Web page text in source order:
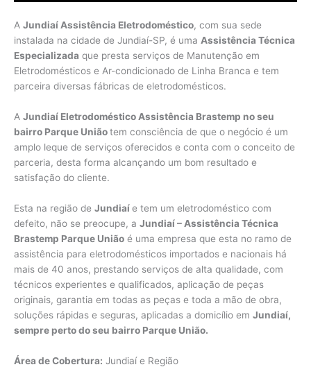
A Jundiaí Assistência Eletrodoméstico, com sua sede
instalada na cidade de Jundiaí-SP, é uma Assistência Técnica
Especializada que presta serviços de Manutenção em
Eletrodomésticos e Ar-condicionado de Linha Branca e tem
parceira diversas fábricas de eletrodomésticos.
A Jundiaí Eletrodoméstico Assistência Brastemp no seu
bairro Parque Uniãotem consciência de que o negócio é um
amplo leque de serviços oferecidos e conta com o conceito de
parceria, desta forma alcançando um bom resultado e
satisfação do cliente.
Esta na região de Jundiaíe tem um eletrodoméstico com
defeito, não se preocupe, a Jundiaí – Assistência Técnica
Brastemp Parque União é uma empresa que esta no ramo de
assistência para eletrodomésticos importados e nacionais há
mais de 40 anos, prestando serviços de alta qualidade, com
técnicos experientes e qualificados, aplicação de peças
originais, garantia em todas as peças e toda a mão de obra,
soluções rápidas e seguras, aplicadas a domicílio em Jundiaí,
sempre perto do seu bairro Parque União.
Área de Cobertura: Jundiaí e Região